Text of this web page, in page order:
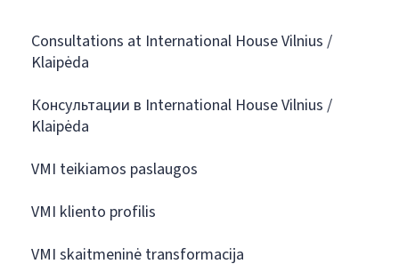
Consultations at International House Vilnius /
Klaipėda
Консультации в International House Vilnius /
Klaipėda
VMI teikiamos paslaugos
VMI kliento profilis
VMI skaitmeninė transformacija